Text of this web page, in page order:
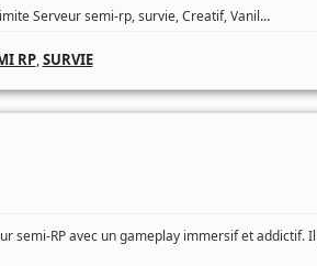
Serveur semi-rp, survie, Creatif, Vanil...
RP,SURVIE
semi-RP avec un gameplay immersif et addictif.